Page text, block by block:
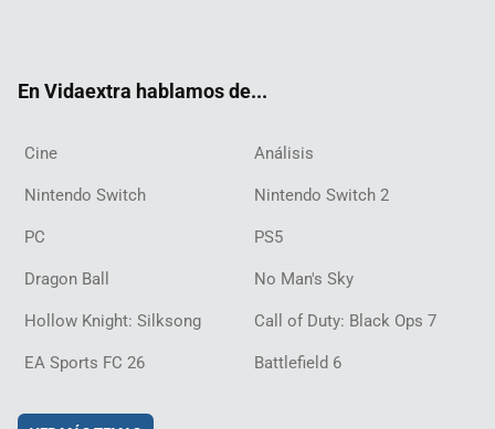
En Vidaextra hablamos de...
Cine Análisis
Nintendo Switch Nintendo Switch 2
PC PS5
Dragon Ball No Man's Sky
Hollow Knight: Silksong Call of Duty: Black Ops 7
EA Sports FC 26 Battlefield 6